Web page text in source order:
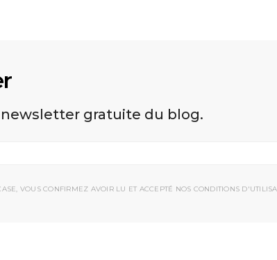
newsletter gratuite du blog.
VOUS CONFIRMEZ AVOIR LU ET ACCEPTÉ NOS CONDITIONS